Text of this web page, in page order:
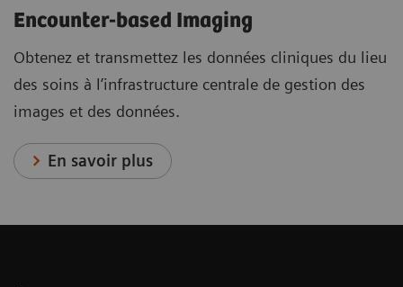
Encounter-based Imaging
Obtenez et transmettez les données cliniques du lieu
des soins à l’infrastructure centrale de gestion des
images et des données.
En savoir plus